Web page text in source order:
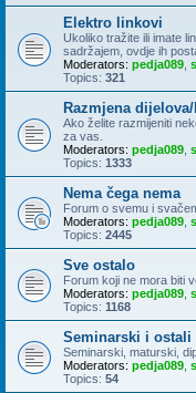
Elektro linkovi
Ukoliko tražite ili imate
sadržajem, ovdje ih
Moderators: pedja089
Topics: 321
Razmjena
Ako želite razmijeniti
za vas.
Moderators: pedja089
Topics: 1333
Nema čega nema
Forum o svemu i
Moderators: pedja089
Topics: 2445
Sve ostalo
Forum koji ne mora biti
Moderators: pedja089
Topics: 1168
Seminarski i ostali
Seminarski, maturski,
Moderators: pedja089
Topics: 54